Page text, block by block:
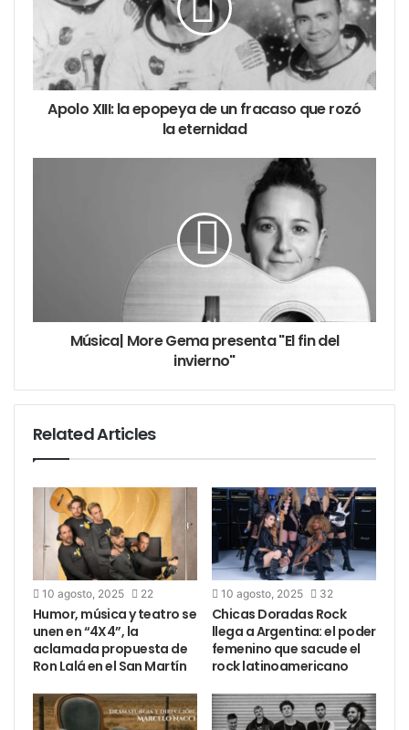
Teatro Regina
Apolo XIII: la epopeya de un fracaso que rozó
la eternidad
Música| More Gema presenta "El fin del
invierno"
Related Articles
10 agosto, 2025 22
Humor, música y teatro se
unen en “4X4”, la
aclamada propuesta de
Ron Lalá en el San Martín
10 agosto, 2025 32
Chicas Doradas Rock
llega a Argentina: el poder
femenino que sacude el
rock latinoamericano